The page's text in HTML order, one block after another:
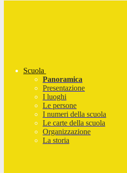
Scuola
Panoramica
Presentazione
I luoghi
Le persone
I numeri della scuola
Le carte della scuola
Organizzazione
La storia